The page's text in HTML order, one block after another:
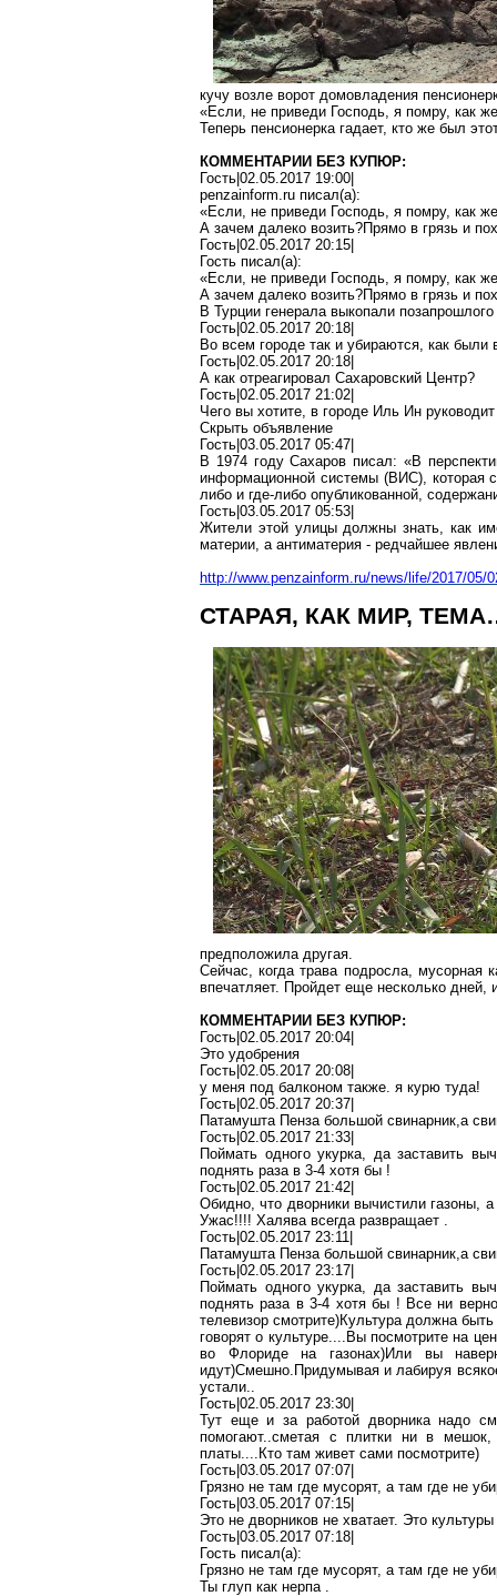
кучу возле ворот домовладения
«Если, не приведи Господь, я помру, как
Теперь пенсионерка гадает, кто же был
КОММЕНТАРИИ БЕЗ КУПЮР:
Гость|02.05.2017 19:00|
penzainform.ru писал(a):
«Если, не приведи Господь, я помру, как
А зачем далеко возить?Прямо в грязь и
Гость|02.05.2017 20:15|
Гость писал(a):
«Если, не приведи Господь, я помру, как
А зачем далеко возить?Прямо в грязь и
В Турции генерала выкопали позапрошлого
Гость|02.05.2017 20:18|
Во всем городе так и убираются, как были
Гость|02.05.2017 20:18|
А как отреагировал Сахаровский Центр?
Гость|02.05.2017 21:02|
Чего вы хотите, в городе Иль Ин
Скрыть объявление
Гость|03.05.2017 05:47|
В 1974 году Сахаров писал: «В
информационной системы (ВИС), которая
либо и где-либо опубликованной,
Гость|03.05.2017 05:53|
Жители этой улицы должны знать, как
материи, а антиматерия - редчайшее
http://www.penzainform.ru/news/life/2017/05/
СТАРАЯ, КАК МИР,
предположила другая.
Сейчас, когда трава подросла, мусорная
впечатляет. Пройдет еще несколько
КОММЕНТАРИИ БЕЗ КУПЮР:
Гость|02.05.2017 20:04|
Это удобрения
Гость|02.05.2017 20:08|
у меня под балконом также. я курю туда!
Гость|02.05.2017 20:37|
ПатамуштаПенза большой свинарник,а
Гость|02.05.2017 21:33|
Поймать одногоукурка, да заставить
поднять раза в 3-4 хотя бы !
Гость|02.05.2017 21:42|
Обидно, что дворники вычистили газоны,
Ужас!!!! Халява всегда развращает .
Гость|02.05.2017 23:11|
ПатамуштаПенза большой свинарник,а
Гость|02.05.2017 23:17|
Поймать одногоукурка, да заставить
поднять раза в 3-4 хотя бы ! Все ни
телевизор смотрите)Культура должна
говорят о культуре....Вы посмотрите на
во Флориде на газонах)Или вы
идут)Смешно.Придумывая илабируя
устали..
Гость|02.05.2017 23:30|
Тут еще и за работой дворника надо
помогают..сметая с плитки ни в
платы....Кто там живет сами посмотрите)
Гость|03.05.2017 07:07|
Грязно не там где мусорят, а там где не
Гость|03.05.2017 07:15|
Это не дворников не хватает. Это
Гость|03.05.2017 07:18|
Гость писал(a):
Грязно не там где мусорят, а там где не
Ты глуп как нерпа.